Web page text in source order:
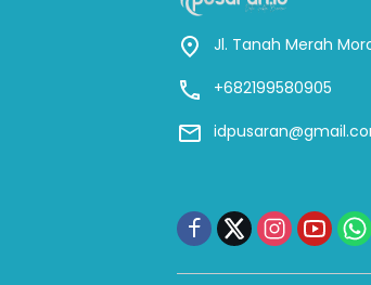
Jl. Tanah Merah
+682199580905